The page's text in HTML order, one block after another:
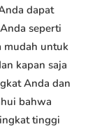
dapat
seperti
mudah untuk
kapan saja
Anda dan
bahwa
tinggi